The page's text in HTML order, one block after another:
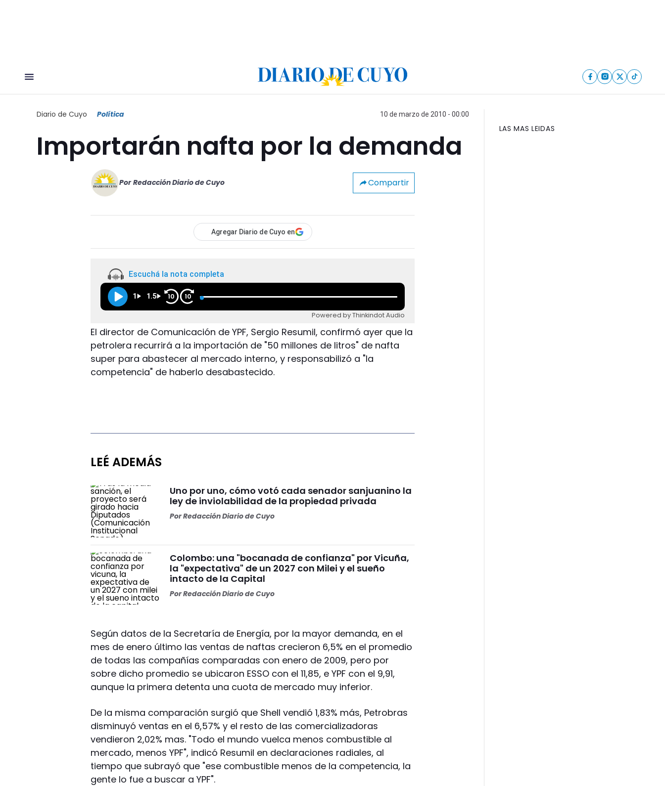
Diario de Cuyo Política 10 de marzo de 2010 - 00:00
Importarán nafta por la demanda
Por Redacción Diario de Cuyo Compartir
Agregar Diario de Cuyo en
Escuchá la nota completa
1 1.5 10 10
Powered by Thinkindot Audio
El director de Comunicación de YPF, Sergio Resumil, confirmó ayer que la
petrolera recurrirá a la importación de "50 millones de litros" de nafta
super para abastecer al mercado interno, y responsabilizó a "la
competencia" de haberlo desabastecido.
LEÉ ADEMÁS
Uno por uno, cómo votó cada senador sanjuanino la
ley de inviolabilidad de la propiedad privada
PorRedacción Diario de Cuyo
Colombo: una "bocanada de confianza" por Vicuña,
la "expectativa" de un 2027 con Milei y el sueño
intacto de la Capital
PorRedacción Diario de Cuyo
Según datos de la Secretaría de Energía, por la mayor demanda, en el
mes de enero último las ventas de naftas crecieron 6,5% en el promedio
de todas las compañías comparadas con enero de 2009, pero por
sobre dicho promedio se ubicaron ESSO con el 11,85, e YPF con el 9,91,
aunque la primera detenta una cuota de mercado muy inferior.
De la misma comparación surgió que Shell vendió 1,83% más, Petrobras
disminuyó ventas en el 6,57% y el resto de las comercializadoras
vendieron 2,02% mas. "Todo el mundo vuelca menos combustible al
mercado, menos YPF", indicó Resumil en declaraciones radiales, al
tiempo que subrayó que "ese combustible menos de la competencia, la
gente lo fue a buscar a YPF".
LAS MAS LEIDAS